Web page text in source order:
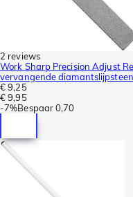
2 reviews
Work Sharp Precision Adjust
vervangende
€ 9,25
€ 9,95
-7%Bespaar0,70